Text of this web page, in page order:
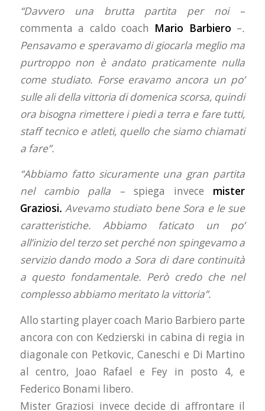
“Davvero una brutta partita per noi –
commenta a caldo coach Mario Barbiero –.
Pensavamo e speravamo di giocarla meglio ma
purtroppo non è andato praticamente nulla
come studiato. Forse eravamo ancora un po’
sulle ali della vittoria di domenica scorsa, quindi
ora bisogna rimettere i piedi a terra e fare tutti,
staff tecnico e atleti, quello che siamo chiamati
a fare”.
“Abbiamo fatto sicuramente una gran partita
nel cambio palla –spiega invece mister
Graziosi. Avevamo studiato bene Sora e le sue
caratteristiche. Abbiamo faticato un po’
all’inizio del terzo set perché non spingevamo a
servizio dando modo a Sora di dare continuità
a questo fondamentale. Però credo che nel
complesso abbiamo meritato la vittoria”.
Allo starting player coach Mario Barbiero parte
ancora con con Kedzierski in cabina di regia in
diagonale con Petkovic, Caneschi e Di Martino
al centro, Joao Rafael e Fey in posto 4, e
Federico Bonami libero.
Mister Graziosi invece decide di affrontare il